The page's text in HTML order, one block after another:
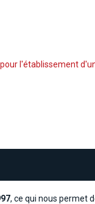
l'établissement
, ce qui nous permet